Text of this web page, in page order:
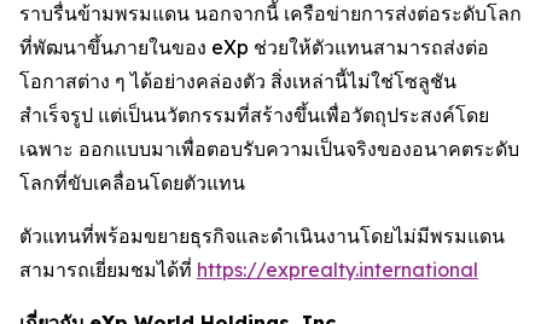
ราบรื่นข้ามพรมแดน นอกจากนี้ เครือข่ายการส่งต่อระดับโลก
ที่พัฒนาขึ้นภายในของ eXp ช่วยให้ตัวแทนสามารถส่งต่อ
โอกาสต่าง ๆ ได้อย่างคล่องตัว สิ่งเหล่านี้ไม่ใช่โซลูชัน
สำเร็จรูป แต่เป็นนวัตกรรมที่สร้างขึ้นเพื่อวัตถุประสงค์โดย
เฉพาะ ออกแบบมาเพื่อตอบรับความเป็นจริงของอนาคตระดับ
โลกที่ขับเคลื่อนโดยตัวแทน
ตัวแทนที่พร้อมขยายธุรกิจและดำเนินงานโดยไม่มีพรมแดน
สามารถเยี่ยมชมได้ที่ https://exprealty.international